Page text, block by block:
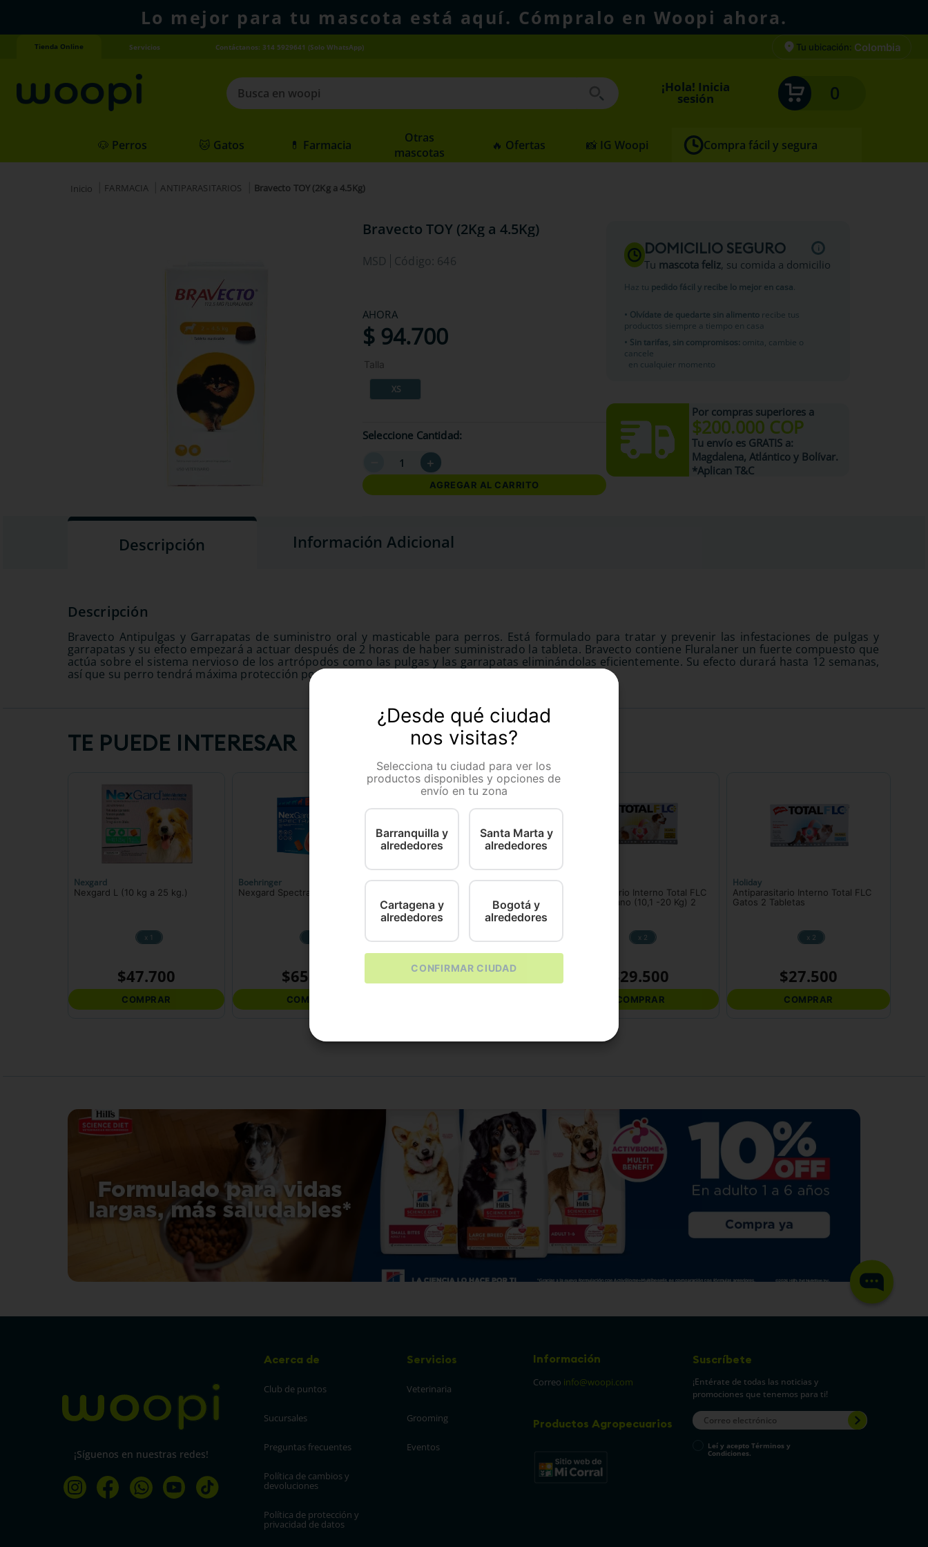
Lo mejor para tu mascota está aquí. Cómpralo en Woopi ahora.
Tienda Online Servicios Contáctanos: 314 5929641 (Solo WhatsApp) Tu ubicación: Colombia
Busca en woopi
1
agility gold
¡Hola! Inicia
sesión 0
🐶 Perros 🐱 Gatos 💊 Farmacia
Otras
mascotas
🔥 Ofertas 📸 IG Woopi Compra fácil y segura
FARMACIA ANTIPARASITARIOS Bravecto TOY (2Kg a 4.5Kg)
Bravecto TOY (2Kg a 4.5Kg)
MSD Código: 646
AHORA
$ 94.700
Talla
XS
Seleccione Cantidad
＋
AGREGAR AL CARRITO
DOMICILIO SEGURO
Tu mascota feliz, su comida a domicilio
Haz tu pedido fácil y recibe lo mejor en casa
• Olvídate de quedarte sin alimentorecibe tus
productos siempre a tiempo en casa
• Sin tarifas, sin compromisos: omita, cambie o
cancele
en cualquier momento
Por compras superiores a
$200.000 COP
Tu envío es GRATISa:
Magdalena, Atlántico y Bolívar.
*Aplican T&C
Descripción Información Adicional
Bravecto Antipulgas y Garrapatas de suministro oral y masticable para perros. Está formulado para tratar y prevenir las infestaciones de pulgas y
garrapatas y su efecto empezará a actuar después de 2 horas de haber suministrado la tableta. Bravecto contiene Fluralaner un fuerte compuesto que
actúa sobre el sistema nervioso de los artrópodos como las pulgas y las garrapatas eliminándolas eficientemente. Su efecto durará hasta 12 semanas,
así que su perro tendrá máxima protección por mucho más tiempo.
TE PUEDE INTERESAR
Nexgard
Nexgard L (10 kg a 25 kg.)
x 1
$47.700
COMPRAR
Boehringer
Nexgard Spectra Xl (30 a 60 kg)
$65
COMPRAR
Over
$17.800
COMPRAR
Antiparasitario Interno Total FLC
Perro Mediano (10,1 -20 Kg) 2
x 2
$29.500
COMPRAR
Holiday
Antiparasitario Interno Total FLC
Gatos 2 Tabletas
x 2
$27.500
COMPRAR
¡Síguenos en nuestras redes!
Acerca de
Club de puntos
Sucursales
Preguntas frecuentes
Política de cambios y
devoluciones
Política de protección y
privacidad de datos
Servicios
Veterinaria
Grooming
Eventos
Información
Correo info@woopi.com
Productos Agropecuarios
Suscríbete
¡Entérate de todas las noticias y
promociones que tenemos para ti!
Leí y acepto Términos y
Condiciones.
¿Desde qué ciudad
nos visitas?
Selecciona tu ciudad para ver los
productos disponibles y opciones de
envío en tu zona
Barranquilla y
alrededores
Santa Marta y
alrededores
Cartagena y
alrededores
Bogotá y
alrededores
CONFIRMAR CIUDAD